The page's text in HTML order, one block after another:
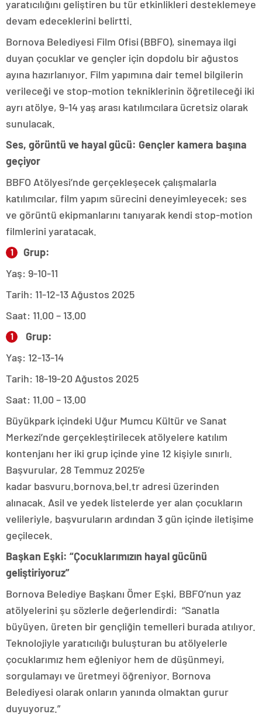
yaratıcılığını geliştiren bu tür etkinlikleri desteklemeye
devam edeceklerini belirtti.
Bornova Belediyesi Film Ofisi (BBFO), sinemaya ilgi
duyan çocuklar ve gençler için dopdolu bir ağustos
ayına hazırlanıyor. Film yapımına dair temel bilgilerin
verileceği ve stop-motion tekniklerinin öğretileceği iki
ayrı atölye, 9-14 yaş arası katılımcılara ücretsiz olarak
sunulacak.
Ses, görüntü ve hayal gücü: Gençler kamera başına
geçiyor
BBFO Atölyesi’nde gerçekleşecek çalışmalarla
katılımcılar, film yapım sürecini deneyimleyecek; ses
ve görüntü ekipmanlarını tanıyarak kendi stop-motion
filmlerini yaratacak.
Grup:
Yaş: 9-10-11
Tarih: 11-12-13 Ağustos 2025
Saat: 11.00 – 13.00
Grup:
Yaş: 12-13-14
Tarih: 18-19-20 Ağustos 2025
Saat: 11.00 – 13.00
Büyükpark içindeki Uğur Mumcu Kültür ve Sanat
Merkezi’nde gerçekleştirilecek atölyelere katılım
kontenjanı her iki grup içinde yine 12 kişiyle sınırlı.
Başvurular, 28 Temmuz 2025’e
kadar basvuru.bornova.bel.tr adresi üzerinden
alınacak. Asil ve yedek listelerde yer alan çocukların
velileriyle, başvuruların ardından 3 gün içinde iletişime
geçilecek.
Başkan Eşki: “Çocuklarımızın hayal gücünü
geliştiriyoruz”
Bornova Belediye Başkanı Ömer Eşki, BBFO’nun yaz
atölyelerini şu sözlerle değerlendirdi: “Sanatla
büyüyen, üreten bir gençliğin temelleri burada atılıyor.
Teknolojiyle yaratıcılığı buluşturan bu atölyelerle
çocuklarımız hem eğleniyor hem de düşünmeyi,
sorgulamayı ve üretmeyi öğreniyor. Bornova
Belediyesi olarak onların yanında olmaktan gurur
duyuyoruz.”